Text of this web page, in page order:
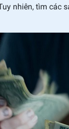
nhiên, tìm các